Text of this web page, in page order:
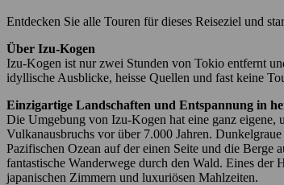
Entdecken Sie alle Touren für dieses Reiseziel und
Über Izu-Kogen
Izu-Kogen ist nur zwei Stunden von Tokio entfernt
idyllische Ausblicke, heisse Quellen und fast keine
Einzigartige Landschaften und Entspannung in
Die Umgebung von Izu-Kogen hat eine ganz eigene,
Vulkanausbruchs vor über 7.000 Jahren.
Pazifischen Ozean auf der einen Seite und die Berge
fantastische Wanderwege durch den Wald. Eines
japanischen Zimmern und luxuriösen Mahlzeiten.